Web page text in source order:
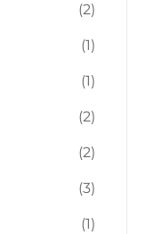
(2)
(1)
(1)
(2)
(2)
(3)
(1)